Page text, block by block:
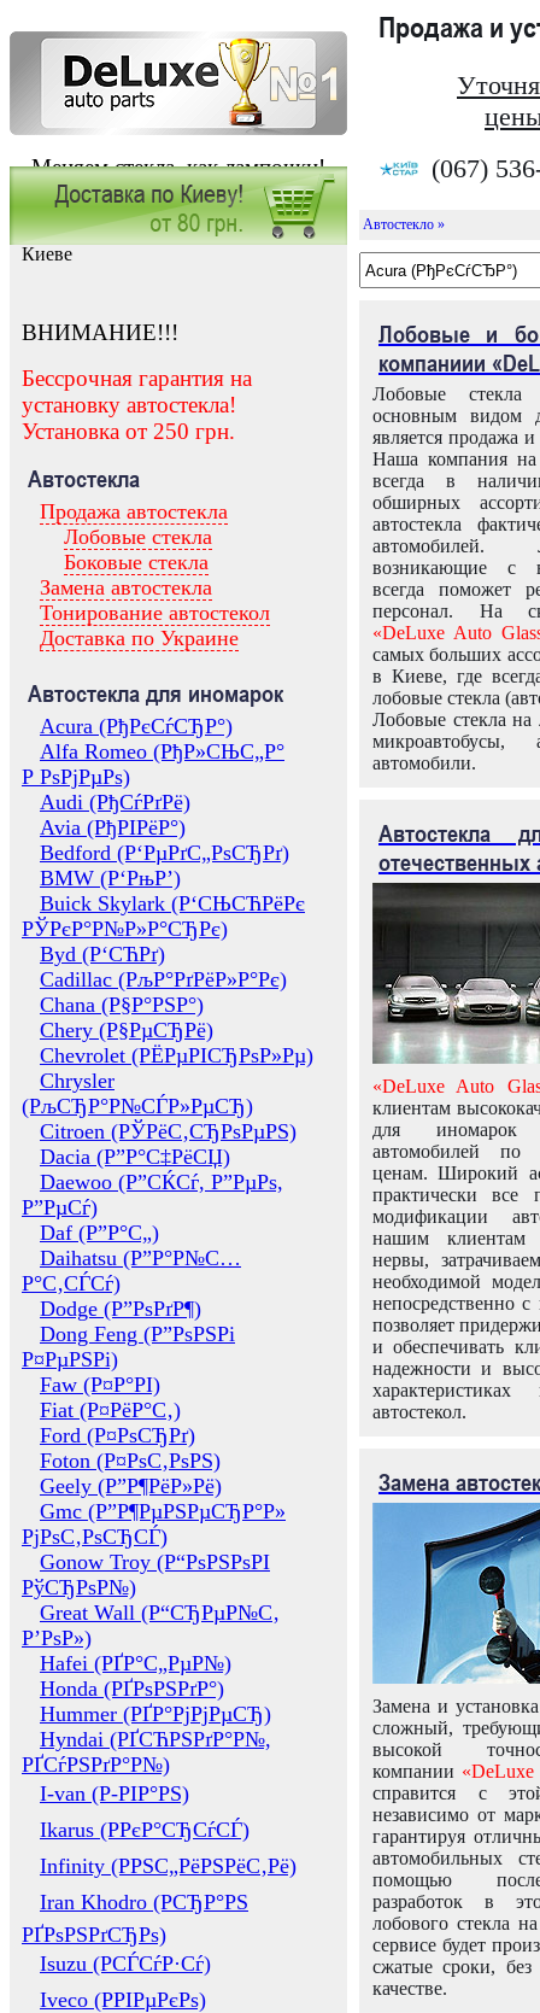
Меняем стекла, как лампочки!
Продажа и
(067)
Заказать установку автостекла в
Киеве
ВНИМАНИЕ!!!
Бессрочная гарантия на
установку автостекла!
Установка от 250 грн.
Автостекла
Продажа автостекла
Лобовые стекла
Боковые стекла
Замена автостекла
Тонирование автостекол
Доставка по Украине
Автостекла для иномарок
Acura (РђРєСѓСЂР°)
Alfa Romeo (РђР»СЊС„Р°
Р РѕРјРµРѕ)
Audi (РђСѓРґРё)
Avia (РђРІРёР°)
Bedford (Р‘РµРґС„РѕСЂРґ)
BMW (Р‘РњР’)
Buick Skylark (Р‘СЊСЋРёРє
РЎРєР°Р№Р»Р°СЂРє)
Byd (Р‘СЋРґ)
Cadillac (РљР°РґРёР»Р°Рє)
Chana (Р§Р°РЅР°)
Chery (Р§РµСЂРё)
Chevrolet (РЁРµРІСЂРѕР»Рµ)
Chrysler
(РљСЂР°Р№СЃР»РµСЂ)
Citroen (РЎРёС‚СЂРѕРµРЅ)
Dacia (Р”Р°С‡РёСЏ)
Daewoo (Р”СЌСѓ, Р”РµРѕ,
Р”РµСѓ)
Daf (Р”Р°С„)
Daihatsu (Р”Р°Р№С…
Р°С‚СЃСѓ)
Dodge (Р”РѕРґР¶)
Dong Feng (Р”РѕРЅРі
Р¤РµРЅРі)
Faw (Р¤Р°РІ)
Fiat (Р¤РёР°С‚)
Ford (Р¤РѕСЂРґ)
Foton (Р¤РѕС‚РѕРЅ)
Geely (Р”Р¶РёР»Рё)
Gmc (Р”Р¶РµРЅРµСЂР°Р»
РјРѕС‚РѕСЂСЃ)
Gonow Troy (Р“РѕРЅРѕРІ
РўСЂРѕР№)
Great Wall (Р“СЂРµР№С‚
Р’РѕР»)
Hafei (РҐР°С„РµР№)
Honda (РҐРѕРЅРґР°)
Hummer (РҐР°РјРјРµСЂ)
Hyndai (РҐСЋРЅРґР°Р№,
РҐСѓРЅРґР°Р№)
I-van (Р-РІР°РЅ)
Ikarus (РРєР°СЂСѓСЃ)
Infinity (РРЅС„РёРЅРёС‚Рё)
Iran Khodro (РСЂР°РЅ
РҐРѕРЅРґСЂРѕ)
Isuzu (РСЃСѓР·Сѓ)
Iveco (РРІРµРєРѕ)
Автостекло »
Лобовые и
компаниии
Лобовые
основным видом
является продажа и
Наша компания на
всегда в
обширных
автостекла
возникающие с
всегда поможет
персонал. На
«DeLuxe Auto
самых больших
в Киеве, где
лобовые стекла
Лобовые стекла на
микроавтобусы,
автомобили.
Автостекла
отечественных
«DeLuxe Auto
клиентам
для иномарок
автомобилей
ценам. Широкий
практически все
модификации
нашим клиентам
нервы,
необходимой
непосредственно
позволяет
и обеспечивать
надежности и
автостекол.
Замена
Замена и
сложный,
высокой
компании «DeLuxe
справится с
независимо от
гарантируя
автомобильных
помощью
разработок в
лобового стекла
сервисе будет
сжатые сроки,
качестве.